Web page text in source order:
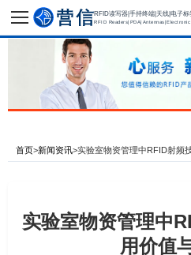
RFID读写器|手持终端|天线|电子标
RFID Readers|PDA|Antennas|Electronic
首页>新闻资讯>实验室物资管理中RFID射频
实验室物资管理中
用价值